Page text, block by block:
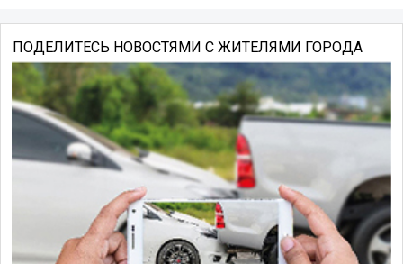
ПОДЕЛИТЕСЬ НОВОСТЯМИ С ЖИТЕЛЯМИ ГОРОДА